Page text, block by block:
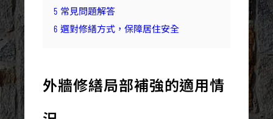
5 常見問題解答
6 選對修繕方式，保障居住安全
外牆修繕局部補強的適用情